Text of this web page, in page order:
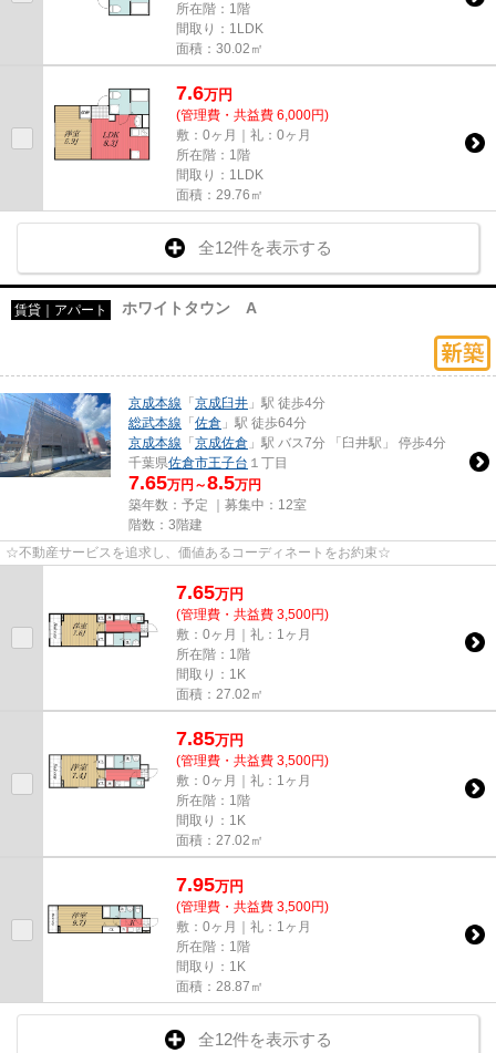
所在階：1階
間取り：1LDK
面積：30.02㎡
7.6万円
(管理費・共益費 6,000円)
敷：0ヶ月｜礼：0ヶ月
所在階：1階
間取り：1LDK
面積：29.76㎡
全12件を表示する
賃貸｜アパート ホワイトタウン A
京成本線 「 京成臼井 」駅 徒歩4分
総武本線 「 佐倉 」駅 徒歩64分
京成本線 「 京成佐倉 」駅 バス7分 「臼井駅」 停歩4分
千葉県佐倉市王子台 １丁目
7.65万円～8.5万円
築年数：予定 ｜募集中： 12室
階数：3階建
☆不動産サービスを追求し、価値あるコーディネートをお約束☆
7.65万円
(管理費・共益費 3,500円)
敷：0ヶ月｜礼：1ヶ月
所在階：1階
間取り：1K
面積：27.02㎡
7.85万円
(管理費・共益費 3,500円)
敷：0ヶ月｜礼：1ヶ月
所在階：1階
間取り：1K
面積：27.02㎡
7.95万円
(管理費・共益費 3,500円)
敷：0ヶ月｜礼：1ヶ月
所在階：1階
間取り：1K
面積：28.87㎡
全12件を表示する